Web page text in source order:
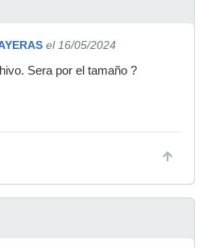
el 16/05/2024
Sera por el tamaño ?